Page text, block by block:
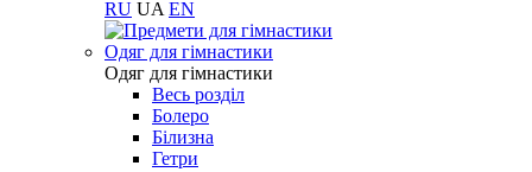
RU UA EN
Одяг для гімнастики
Одяг для гімнастики
Весь розділ
Болеро
Білизна
Гетри